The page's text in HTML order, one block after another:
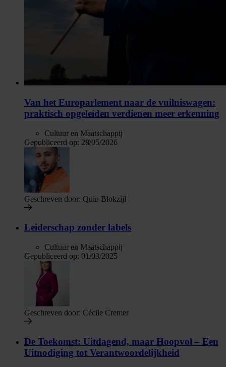
Van het Europarlement naar de vuilniswagen:
praktisch opgeleiden verdienen meer erkenning
Cultuur en Maatschappij
Gepubliceerd op: 28/05/2026
Geschreven door: Quin Blokzijl
Leiderschap zonder labels
Cultuur en Maatschappij
Gepubliceerd op: 01/03/2025
Geschreven door: Cécile Cremer
De Toekomst: Uitdagend, maar Hoopvol – Een
Uitnodiging tot Verantwoordelijkheid